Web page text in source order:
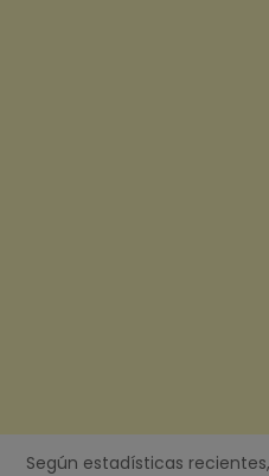
Según estadísticas